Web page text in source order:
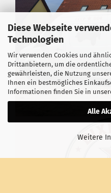
Diese Webseite
Technologien
Wir verwenden Cookies und
Drittanbietern, um die
gewährleisten, die Nutzung
Ihnen ein bestmögliches
Informationen finden Sie in
Alle
Weitere